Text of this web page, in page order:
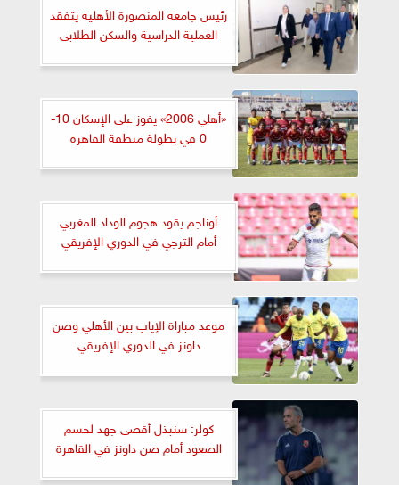
رئيس جامعة المنصورة الأهلية يتفقد
العملية الدراسية والسكن الطلابى
«أهلي 2006» يفوز على الإسكان 10-
0 في بطولة منطقة القاهرة
أوناجم يقود هجوم الوداد المغربي
أمام الترجي في الدوري الإفريقي
موعد مباراة الإياب بين الأهلي وصن
داونز في الدوري الإفريقي
كولر: سنبذل أقصى جهد لحسم
الصعود أمام صن داونز في القاهرة